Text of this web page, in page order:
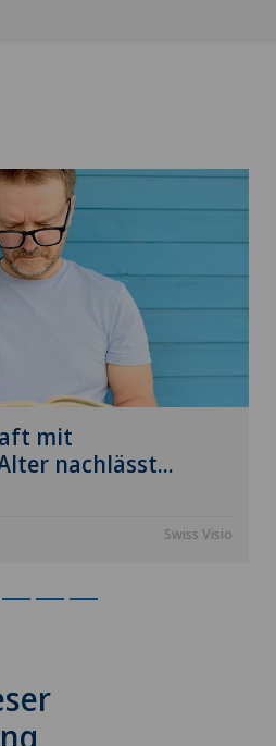
mit
nachlässt...
Swiss Visio